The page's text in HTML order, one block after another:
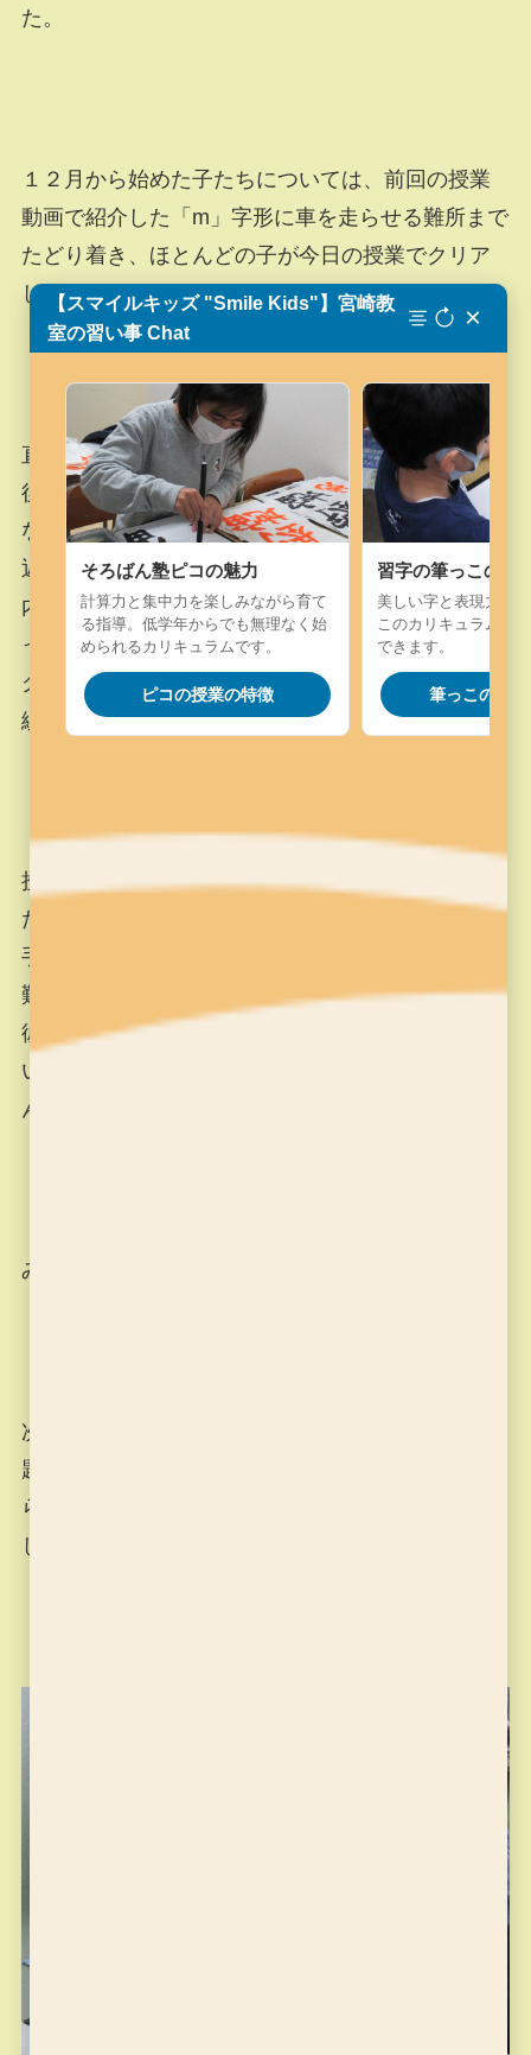
た。
１２月から始めた子たちについては、前回の授業
動画で紹介した「m」字形に車を走らせる難所まで
たどり着き、ほとんどの子が今日の授業でクリア
しました。
直線や曲線をうまく使い分けて、さらには前進と
後進も組み合わせる必要がある、ここ一番の難所
なので、私も一人ひとりの子にアドバイスを繰り
返しながら、生徒本人の書いたプログラムの記述
内容と、ロボットの動きと、問題文の絵とを、じ
っくり見比べながら、しつこいぐらいに、「プロ
グラムのこの部分はどんな動きをするかな？」を
繰り返していました。
授業時間の終わりに、あともう一息のところまで
たどり着いていたS.H君は、残り少しを頑張って上
手に走らせ、達成感を味わってから帰りました。
難しい課題に難儀して、途中疲れてしまっていた
彼も、できた時に、「やったぜ！！」と、うれし
い表情をチラリと見せてくれたこと、先生はちゃ
んと見ていますよ！(^O^)
みんなも、よく頑張りました！
次の授業では、今月から始めたR.H君は３つ目の課
題から。I君と、K君と、S.H君は７つ目の課題か
ら。そしてY.H君は見習い段階の課題を全てクリア
したので、次回は検定試験からスタートです。
【スマイルキッズ "Smile Kids"】宮崎教
室の習い事 Chat
×
そろばん塾ピコの魅力
計算力と集中力を楽しみながら育て
る指導。低学年からでも無理なく始
められるカリキュラムです。
ピコの授業の特徴
習字の筆っこの魅
美しい字と表現力を
このカリキュラム。
できます。
筆っこの授